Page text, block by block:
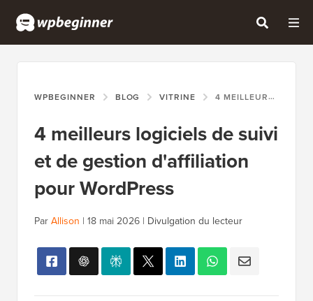
WPBEGINNER BLOG VITRINE 4 MEILLEURS LOGICIELS DE SUIVI ET DE GESTION D'AFFILIATION POUR WORDPRESS
4 meilleurs logiciels de suivi
et de gestion d'affiliation
pour WordPress
ParAllison | 18 mai 2026 | Divulgation du lecteur